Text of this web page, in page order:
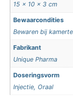
15 × 10 × 3 cm
Bewaarcondities
Bewaren bij
Fabrikant
Unique Pharma
Doseringsvorm
Injectie, Oraal